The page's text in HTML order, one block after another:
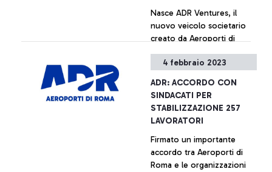
anche superiori ai 100 ml,
oltre che computer, tablet
e telefonini senza necessità
di estrarli e separarli dalla
valigia. La nuova
tecnologia, introdotta lo
scorso anno per i “frequent
traveller”, è stata ora
estesa a tutti i passeggeri in
Nasce ADR Ventures, il
nuovo veicolo societario
creato da Aeroporti di
attività di Corporate
sviluppo di progetti in
settori ad elevato
potenziale di innovazione.
+ Approfondisci
4 febbraio 2023
ADR: ACCORDO CON
SINDACATI PER
STABILIZZAZIONE 257
LAVORATORI
Firmato un importante
accordo tra Aeroporti di
Roma e le organizzazioni